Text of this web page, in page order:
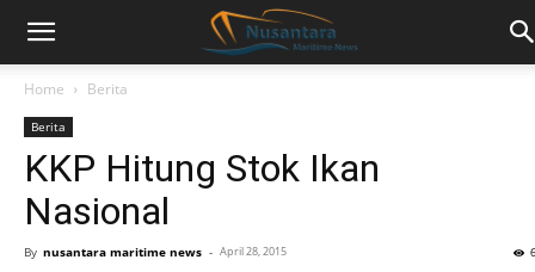
Home Berita
Berita
KKP Hitung Stok Ikan
Nasional
By nusantara maritime news - April 28, 2015